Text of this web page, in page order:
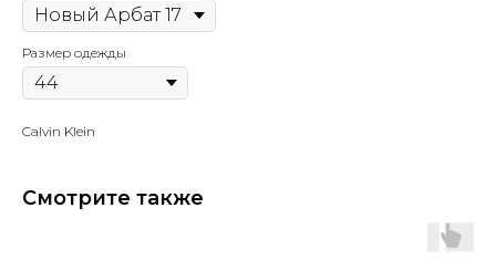
Размер одежды
Calvin Klein
Смотрите также